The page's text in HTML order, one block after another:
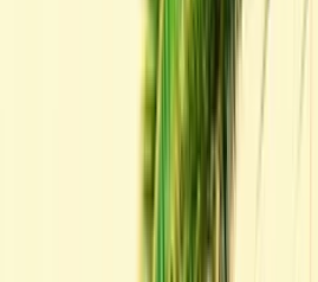
Q3 S Line Luxe auto in Rabat,
waaronder: 2023 van Q3 S Line
u live aanbiedingen met tarieven
of boekingskosten.
vanaf Rabat Verkoop Luchthaven.
levering bij jou op locatie of Rabat
datum en tijd, informeer
met hen op via telefoon,
aan.